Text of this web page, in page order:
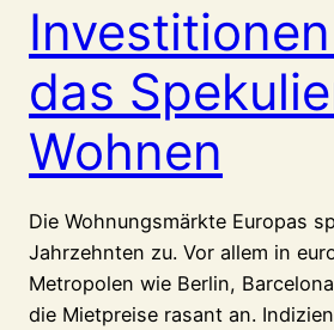
das
Wohnen
Die Wohnungsmärkte Europas
Jahrzehnten zu. Vor allem in
Metropolen wie Berlin,
die Mietpreise rasant an.